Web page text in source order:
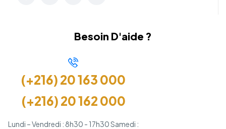
Besoin D'aide ?
(+216) 20 163 000
(+216) 20 162 000
Lundi – Vendredi : 8h30 - 17h30 Samedi :